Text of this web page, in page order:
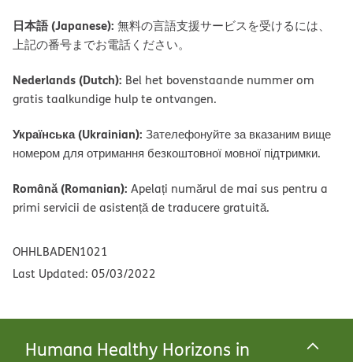
Humana Healthy Horizons in
日本語 (Japanese): 無料の言語支援サービスを受けるには、
上記の番号までお電話ください。
Nederlands (Dutch): Bel het bovenstaande nummer om
gratis taalkundige hulp te ontvangen.
Українська (Ukrainian): Зателефонуйте за вказаним вище
номером для отримання безкоштовної мовної підтримки.
Română (Romanian): Apelați numărul de mai sus pentru a
primi servicii de asistență de traducere gratuită.
OHHLBADEN1021
Last Updated: 05/03/2022